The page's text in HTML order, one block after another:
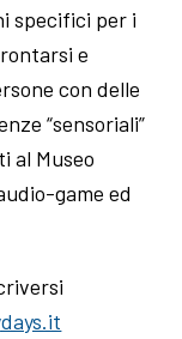
specifici per i
e
con delle
“sensoriali”
al Museo
game ed